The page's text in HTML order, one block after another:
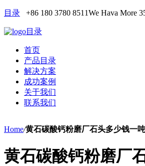
目录 +86 180 3780 8511We Hava More
目录
首页
产品目录
解决方案
成功案例
关于我们
联系我们
Home/黄石碳酸钙粉磨厂石头多少钱一
黄石碳酸钙粉磨厂